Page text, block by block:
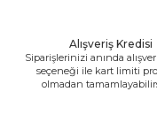
Alışveriş Kredisi
Siparişlerinizi anında
seçeneği ile kart limiti
olmadan